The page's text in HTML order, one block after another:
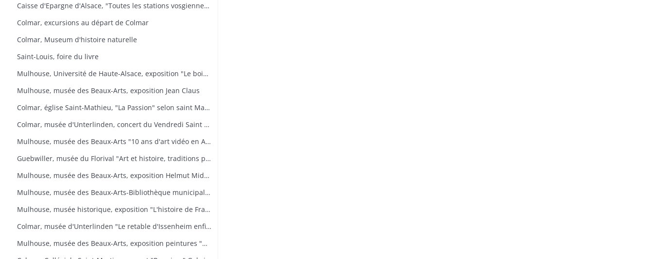
Caisse d'Epargne d'Alsace, "Toutes les stations vosgiennes sur Minitel
Colmar, excursions au départ de Colmar
Colmar, Museum d'histoire naturelle
Saint-Louis, foire du livre
Mulhouse, Université de Haute-Alsace, exposition "Le bois, un art de vivre
Mulhouse, musée des Beaux-Arts, exposition Jean Claus
Colmar, église Saint-Mathieu, "La Passion" selon saint Matthieu
Colmar, musée d'Unterlinden, concert du Vendredi Saint "La Passion selon saint Jean
Mulhouse, musée des Beaux-Arts "10 ans d'art vidéo en Allemagne, 1976-1986
Guebwiller, musée du Florival "Art et histoire, traditions populaires céramiques" de Théodore Deck
Mulhouse, musée des Beaux-Arts, exposition Helmut Middendorf
Mulhouse, musée des Beaux-Arts-Bibliothèque municipale "Danses macabres de Dürer à Dali" Collection de l'Université de Düsseldorf "L'homme et la mort
Mulhouse, musée historique, exposition "L'histoire de France illustrée
Colmar, musée d'Unterlinden "Le retable d'Issenheim enfin complet
Mulhouse, musée des Beaux-Arts, exposition peintures "Aime-moi